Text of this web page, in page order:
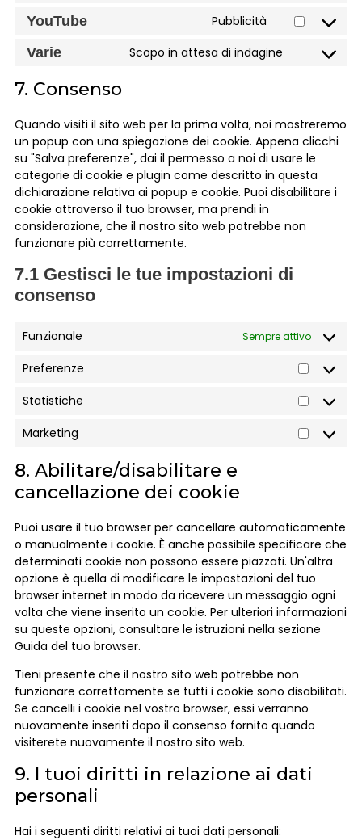
YouTube
Pubblicità
Varie
Scopo in attesa di indagine
7. Consenso
Quando visiti il sito web per la prima volta, noi mostreremo
un popup con una spiegazione dei cookie. Appena clicchi
su "Salva preferenze", dai il permesso a noi di usare le
categorie di cookie e plugin come descritto in questa
dichiarazione relativa ai popup e cookie. Puoi disabilitare i
cookie attraverso il tuo browser, ma prendi in
considerazione, che il nostro sito web potrebbe non
funzionare più correttamente.
7.1 Gestisci le tue impostazioni di
consenso
Funzionale Sempre attivo
Preferenze
Statistiche
Marketing
8. Abilitare/disabilitare e
cancellazione dei cookie
Puoi usare il tuo browser per cancellare automaticamente
o manualmente i cookie. È anche possibile specificare che
determinati cookie non possono essere piazzati. Un'altra
opzione è quella di modificare le impostazioni del tuo
browser internet in modo da ricevere un messaggio ogni
volta che viene inserito un cookie. Per ulteriori informazioni
su queste opzioni, consultare le istruzioni nella sezione
Guida del tuo browser.
Tieni presente che il nostro sito web potrebbe non
funzionare correttamente se tutti i cookie sono disabilitati.
Se cancelli i cookie nel vostro browser, essi verranno
nuovamente inseriti dopo il consenso fornito quando
visiterete nuovamente il nostro sito web.
9. I tuoi diritti in relazione ai dati
personali
Hai i seguenti diritti relativi ai tuoi dati personali: